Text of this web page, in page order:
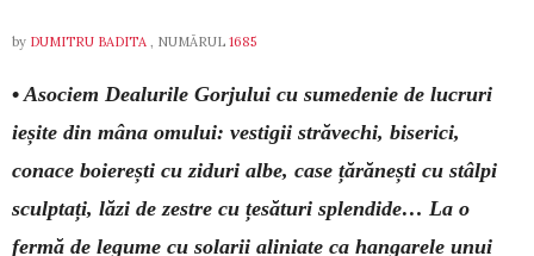
by DUMITRU BADITA , NUMĂRUL 1685
• Asociem Dealurile Gorjului cu sumedenie de lucruri
ieșite din mâna omului: vestigii străvechi, biserici,
conace boierești cu ziduri albe, case țărănești cu stâlpi
sculptați, lăzi de zestre cu țesături splendide… La o
fermă de legume cu solarii aliniate ca hangarele unui